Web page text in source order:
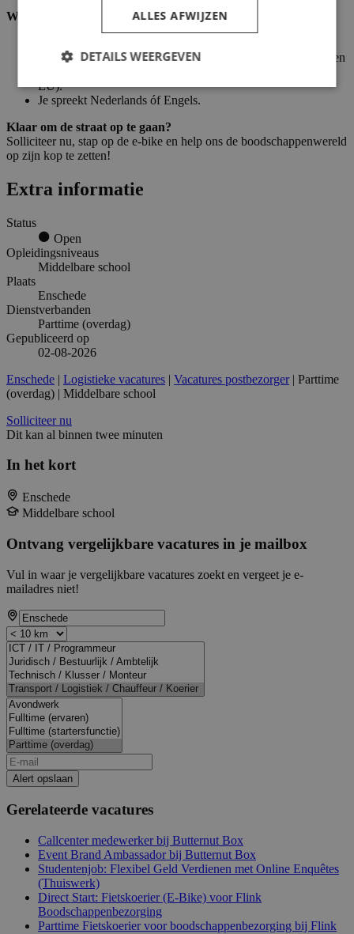
Wat we van jou vragen:
Je hebt een geldige werkvergunning in Nederland (wij bieden
EU).
Je spreekt Nederlands óf Engels.
Klaar om de straat op te gaan?
Solliciteer nu, stap op de e-bike en help ons de boodschappenwereld
op zijn kop te zetten!
Extra informatie
Status
Open
Opleidingsniveaus
Middelbare school
Plaats
Enschede
Dienstverbanden
Parttime (overdag)
Gepubliceerd op
02-08-2026
Enschede | Logistieke vacatures | Vacatures postbezorger| Parttime
(overdag) | Middelbare school
Solliciteer nu
Dit kan al binnen twee minuten
In het kort
Enschede
Middelbare school
Ontvang vergelijkbare vacatures in je mailbox
Vul in waar je vergelijkbare vacatures zoekt en vergeet je e-
mailadres niet!
Alert opslaan
Gerelateerde vacatures
Callcenter medewerker bij Butternut Box
Event Brand Ambassador bij Butternut Box
Studentenjob: Flexibel Geld Verdienen met Online Enquêtes
(Thuiswerk)
Direct Start: Fietskoerier (E-Bike) voor Flink
Boodschappenbezorging
Parttime Fietskoerier voor boodschappenbezorging bij Flink
ALLES AFWIJZEN
DETAILS WEERGEVEN